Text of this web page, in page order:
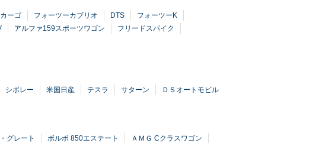
ーゴ フォーツーカブリオ DTS
フォーツーK
アルファ159スポーツワゴン
フリードスパイク
シボレー 米国日産 テスラ サターン ＤＳオートモビル
グレート ボルボ 850エステート
ＡＭＧ Cクラスワゴン